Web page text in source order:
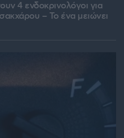
4 ενδοκρινολόγοι για
– Το ένα μειώνει